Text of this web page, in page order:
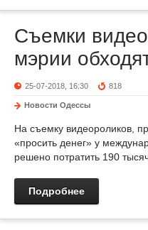
Съемки
мэрии
25-07-2018, 16:30 818
Новости Одессы
На съемку видеороликов,
«просить денег» у
решено потратить 190
Подробнее